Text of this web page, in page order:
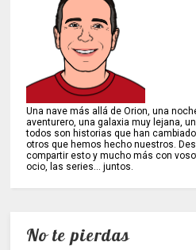
Una nave más allá de Orion, una
aventurero, una galaxia muy lejana,
todos son historias que han
otros que hemos hecho nuestros.
compartir esto y mucho más con
ocio, las series... juntos.
No te pierdas